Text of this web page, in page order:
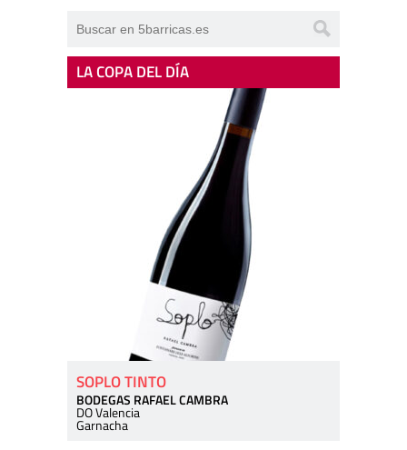
LA COPA DEL DÍA
SOPLO TINTO
BODEGAS RAFAEL CAMBRA
DO Valencia
Garnacha